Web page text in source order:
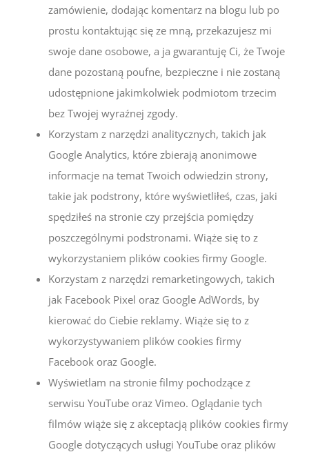
zamówienie, dodając komentarz na blogu lub po
prostu kontaktując się ze mną, przekazujesz mi
swoje dane osobowe, a ja gwarantuję Ci, że Twoje
dane pozostaną poufne, bezpieczne i nie zostaną
udostępnione jakimkolwiek podmiotom trzecim
bez Twojej wyraźnej zgody.
Korzystam z narzędzi analitycznych, takich jak
Google Analytics, które zbierają anonimowe
informacje na temat Twoich odwiedzin strony,
takie jak podstrony, które wyświetliłeś, czas, jaki
spędziłeś na stronie czy przejścia pomiędzy
poszczególnymi podstronami. Wiąże się to z
wykorzystaniem plików cookies firmy Google.
Korzystam z narzędzi remarketingowych, takich
jak Facebook Pixel oraz Google AdWords, by
kierować do Ciebie reklamy. Wiąże się to z
wykorzystywaniem plików cookies firmy
Facebook oraz Google.
Wyświetlam na stronie filmy pochodzące z
serwisu YouTube oraz Vimeo. Oglądanie tych
filmów wiąże się z akceptacją plików cookies firmy
Google dotyczących usługi YouTube oraz plików